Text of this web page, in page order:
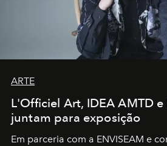
ARTE
L'Officiel Art, IDEA AMTD e
juntam para exposição
Em parceria com a ENVISEAM e